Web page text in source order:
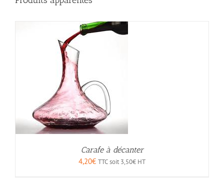
Carafe à décanter
4,20€ TTC soit 3,50€ HT